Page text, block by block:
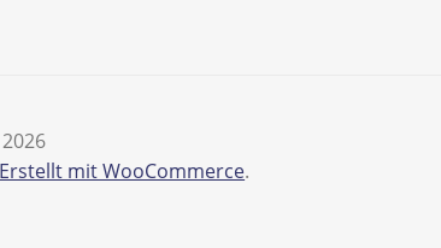
Erstellt mit WooCommerce.